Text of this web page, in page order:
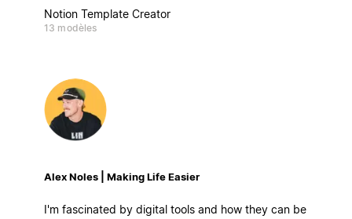
Notion Template Creator
13 modèles
Alex Noles | Making Life Easier
I'm fascinated by digital tools and how they can be